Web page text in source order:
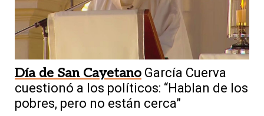
Día de San Cayetano García Cuerva
cuestionó a los políticos: “Hablan de los
pobres, pero no están cerca”